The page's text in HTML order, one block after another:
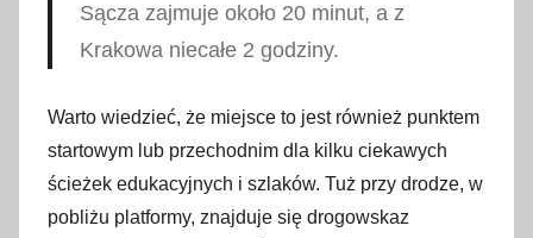
Sącza zajmuje około 20 minut, a z
Krakowa niecałe 2 godziny.
Warto wiedzieć, że miejsce to jest również punktem
startowym lub przechodnim dla kilku ciekawych
ścieżek edukacyjnych i szlaków. Tuż przy drodze, w
pobliżu platformy, znajduje się drogowskaz